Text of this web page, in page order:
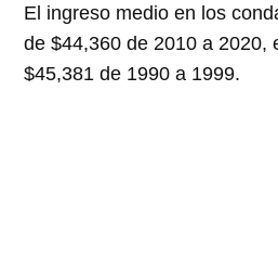
El ingreso medio en los
de $44,360 de 2010 a 2020,
$45,381 de 1990 a 1999.